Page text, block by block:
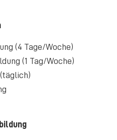
(4 Tage/Woche)
(1 Tag/Woche)